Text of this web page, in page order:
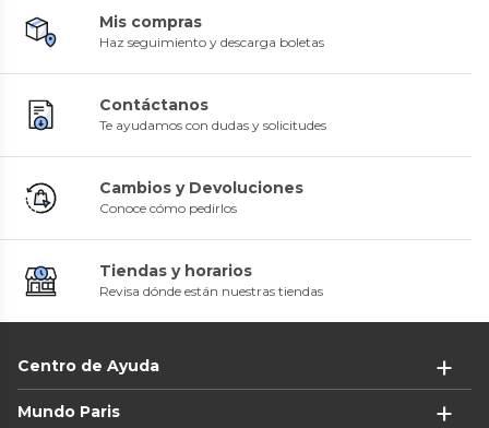
Mis compras
Haz seguimiento y descarga boletas
Contáctanos
Te ayudamos con dudas y solicitudes
Cambios y Devoluciones
Conoce cómo pedirlos
Tiendas y horarios
Revisa dónde están nuestras tiendas
Centro de Ayuda
Mundo Paris